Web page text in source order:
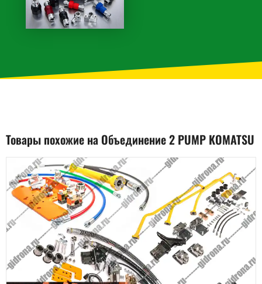
Товары похожие на Объединение 2 PUMP KOMATSU